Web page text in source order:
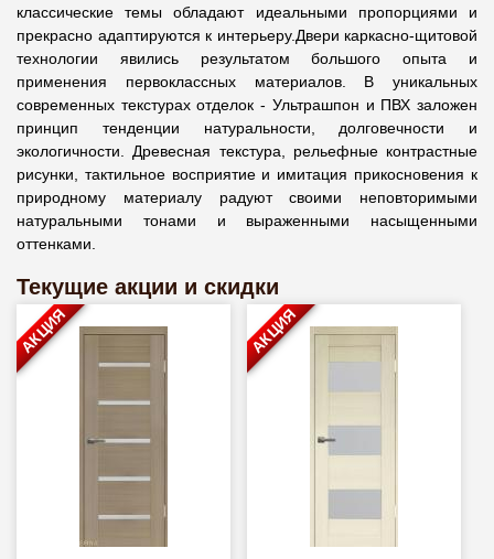
классические темы обладают идеальными пропорциями и
прекрасно адаптируются к интерьеру.Двери каркасно-щитовой
технологии явились результатом большого опыта и
применения первоклассных материалов. В уникальных
современных текстурах отделок - Ультрашпон и ПВХ заложен
принцип тенденции натуральности, долговечности и
экологичности. Древесная текстура, рельефные контрастные
рисунки, тактильное восприятие и имитация прикосновения к
природному материалу радуют своими неповторимыми
натуральными тонами и выраженными насыщенными
оттенками.
Текущие акции и скидки
АКЦИЯ АКЦИЯ